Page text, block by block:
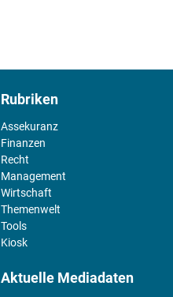
Rubriken
Assekuranz
Finanzen
Recht
Management
Wirtschaft
Themenwelt
Tools
Kiosk
Aktuelle Mediadaten